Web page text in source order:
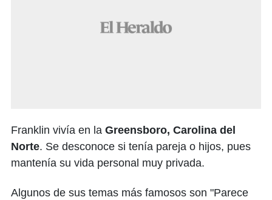
Franklin vivía en la Greensboro, Carolina del
Norte. Se desconoce si tenía pareja o hijos, pues
mantenía su vida personal muy privada.
Algunos de sus temas más famosos son "Parece